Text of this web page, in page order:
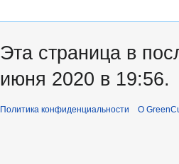
Эта страница в
июня 2020 в 19:56.
Политика конфиденциальности О